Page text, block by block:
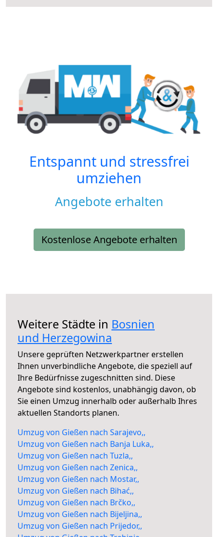
Entspannt und stressfrei
umziehen
Angebote erhalten
Kostenlose Angebote erhalten
Weitere Städte in Bosnien
und Herzegowina
Unsere geprüften Netzwerkpartner erstellen
Ihnen unverbindliche Angebote, die speziell auf
Ihre Bedürfnisse zugeschnitten sind. Diese
Angebote sind kostenlos, unabhängig davon, ob
Sie einen Umzug innerhalb oder außerhalb Ihres
aktuellen Standorts planen.
Umzug von Gießen nach Sarajevo,,
Umzug von Gießen nach Banja Luka,,
Umzug von Gießen nach Tuzla,,
Umzug von Gießen nach Zenica,,
Umzug von Gießen nach Mostar,,
Umzug von Gießen nach Bihać,,
Umzug von Gießen nach Brčko,,
Umzug von Gießen nach Bijeljina,,
Umzug von Gießen nach Prijedor,,